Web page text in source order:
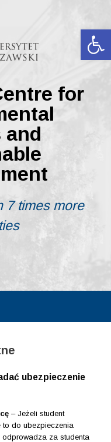
for
and
7 times more
ubezpieczenie
– Jeżeli student
do ubezpieczenia
za studenta